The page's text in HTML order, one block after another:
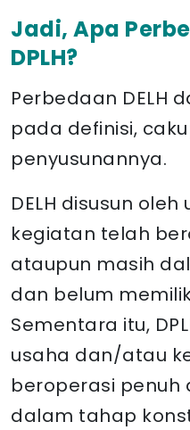
Jadi, Apa
DPLH?
Perbedaan DELH
pada definisi,
penyusunannya.
DELH disusun
kegiatan telah
ataupun masih
dan belum
Sementara itu,
usaha dan/atau
beroperasi penuh
dalam tahap